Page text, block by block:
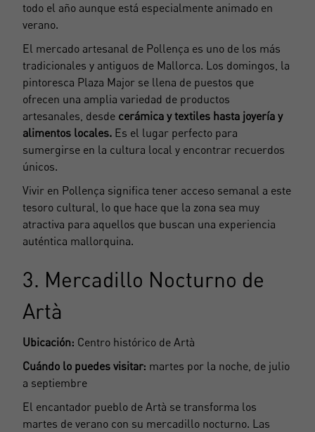
todo el año aunque está especialmente animado en
verano.
El mercado artesanal de Pollença es uno de los más
tradicionales y antiguos de Mallorca. Los domingos, la
pintoresca Plaza Major se llena de puestos que
ofrecen una amplia variedad de productos
artesanales, desde cerámica y textiles hasta joyería y
alimentos locales. Es el lugar perfecto para
sumergirse en la cultura local y encontrar recuerdos
únicos.
Vivir en Pollença significa tener acceso semanal a este
tesoro cultural, lo que hace que la zona sea muy
atractiva para aquellos que buscan una experiencia
auténtica mallorquina.
3. Mercadillo Nocturno de
Artà
Ubicación: Centro histórico de Artà
Cuándo lo puedes visitar: martes por la noche, de julio
a septiembre
El encantador pueblo de Artà se transforma los
martes de verano con su mercadillo nocturno. Las